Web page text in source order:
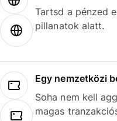
Tartsd a pénzed
pillanatok alatt.
Egy nemzetközi
Soha nem kell
magas